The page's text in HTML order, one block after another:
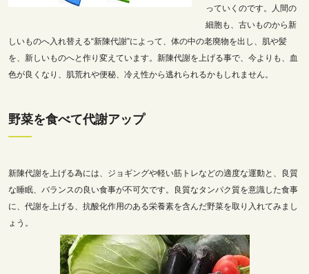
っていくのです。人間の
細胞も、古いものから新
しいものへ入れ替える“新陳代謝”によって、体の中の老廃物を出し、肌や髪
を、新しいものへと作り変えています。新陳代謝を上げる事で、今よりも、血
色が良くなり、肌荒れや便秘、冷え性から逃れられるかもしれません。
野菜を食べて代謝アップ
新陳代謝を上げる為には、ジョギングや軽い筋トレなどの適度な運動と、良質
な睡眠、バランスの良い食事が不可欠です。良質なタンパク質を意識した食事
に、代謝を上げる、抗酸化作用のある栄養素を含んだ野菜を取り入れてみまし
ょう。